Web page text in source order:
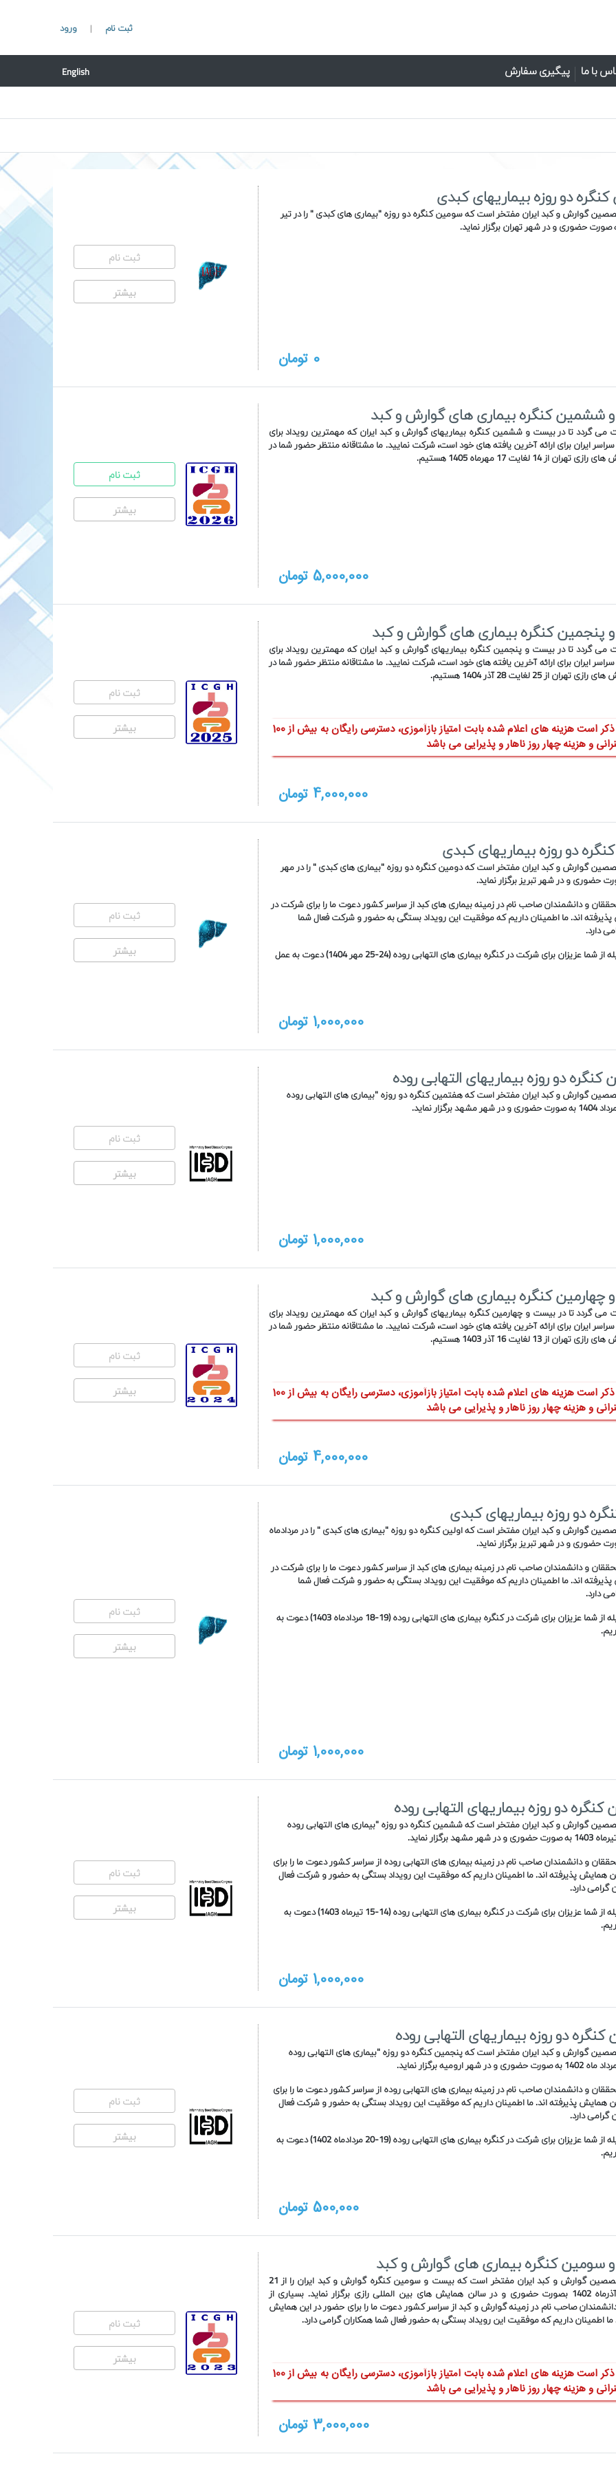
ثبت نام | ورود
با ما پیگیری سفارش English
دو روزه بیماریهای کبدی
گوارش و کبد ایران مفتخر است که سومین کنگره دو روزه "بیماری های کبدی " را در تیر
0 تومان
ثبت نام
بیشتر
ششمین کنگره بیماری های گوارش و کبد
می گردد تا در بیست و ششمین کنگره بیماریهای گوارش و کبد ایران که مهمترین رویداد برای
ایران برای ارائه آخرین یافته های خود است، شرکت نمایید. ما مشتاقانه منتظر حضور شما در
از 14 لغایت 17 مهرماه 1405 هستیم.
5,000,000 تومان
ثبت نام
بیشتر
کنگره بیماری های گوارش و کبد
می گردد تا در بیست و پنجمین کنگره بیماریهای گوارش و کبد ایران که مهمترین رویداد برای
ایران برای ارائه آخرین یافته های خود است، شرکت نمایید. ما مشتاقانه منتظر حضور شما در
از 25 لغایت 28 آذر 1404 هستیم.
شایان به ذکر است هزینه های اعلام شده بابت امتیاز بازآموزی، دسترسی رایگان به بیش از 100
و هزینه چهار روز ناهار و پذیرایی می باشد
4,000,000 تومان
ثبت نام
بیشتر
دو روزه بیماریهای کبدی
گوارش و کبد ایران مفتخر است که دومین کنگره دو روزه "بیماری های کبدی " را در مهر
و دانشمندان صاحب نام در زمینه بیماری های کبد از سراسر کشور دعوت ما را برای شرکت در
اند. ما اطمینان داریم که موفقیت این رویداد بستگی به حضور و شرکت فعال شما
دارد.
لذا بدینوسیله از شما عزیزان برای شرکت در کنگره بیماری های التهابی روده (24-25 مهر 1404) دعوت به عمل
1,000,000 تومان
ثبت نام
بیشتر
دو روزه بیماریهای التهابی روده
گوارش و کبد ایران مفتخر است که هفتمین کنگره دو روزه "بیماری های التهابی روده
1,000,000 تومان
ثبت نام
بیشتر
کنگره بیماری های گوارش و کبد
می گردد تا در بیست و چهارمین کنگره بیماریهای گوارش و کبد ایران که مهمترین رویداد برای
ایران برای ارائه آخرین یافته های خود است، شرکت نمایید. ما مشتاقانه منتظر حضور شما در
از 13 لغایت 16 آذر 1403 هستیم.
شایان به ذکر است هزینه های اعلام شده بابت امتیاز بازآموزی، دسترسی رایگان به بیش از 100
و هزینه چهار روز ناهار و پذیرایی می باشد
4,000,000 تومان
ثبت نام
بیشتر
دو روزه بیماریهای کبدی
گوارش و کبد ایران مفتخر است که اولین کنگره دو روزه "بیماری های کبدی " را در مردادماه
و دانشمندان صاحب نام در زمینه بیماری های کبد از سراسر کشور دعوت ما را برای شرکت در
اند. ما اطمینان داریم که موفقیت این رویداد بستگی به حضور و شرکت فعال شما
دارد.
لذا بدینوسیله از شما عزیزان برای شرکت در کنگره بیماری های التهابی روده (19-18 مردادماه 1403) دعوت به
1,000,000 تومان
ثبت نام
بیشتر
دو روزه بیماریهای التهابی روده
گوارش و کبد ایران مفتخر است که ششمین کنگره دو روزه "بیماری های التهابی روده
و دانشمندان صاحب نام در زمینه بیماری های التهابی روده از سراسر کشور دعوت ما را برای
همایش پذیرفته اند. ما اطمینان داریم که موفقیت این رویداد بستگی به حضور و شرکت فعال
گرامی دارد.
لذا بدینوسیله از شما عزیزان برای شرکت در کنگره بیماری های التهابی روده (14-15 تیرماه 1403) دعوت به
1,000,000 تومان
ثبت نام
بیشتر
دو روزه بیماریهای التهابی روده
گوارش و کبد ایران مفتخر است که پنجمین کنگره دو روزه "بیماری های التهابی روده
و دانشمندان صاحب نام در زمینه بیماری های التهابی روده از سراسر کشور دعوت ما را برای
همایش پذیرفته اند. ما اطمینان داریم که موفقیت این رویداد بستگی به حضور و شرکت فعال
گرامی دارد.
لذا بدینوسیله از شما عزیزان برای شرکت در کنگره بیماری های التهابی روده (19-20 مردادماه 1402) دعوت به
500,000 تومان
ثبت نام
بیشتر
سومین کنگره بیماری های گوارش و کبد
انجمن متخصصین گوارش و کبد ایران مفتخر است که بیست و سومین کنگره گوارش و کبد ایران را از 21
لغایت 24 آذرماه 1402 بصورت حضوری و در سالن همایش های بین المللی رازی برگزار نماید. بسیاری از
صاحب نام در زمینه گوارش و کبد از سراسر کشور دعوت ما را برای حضور در این همایش
ما اطمینان داریم که موفقیت این رویداد بستگی به حضور فعال شما همکاران گرامی دارد.
شایان به ذکر است هزینه های اعلام شده بابت امتیاز بازآموزی، دسترسی رایگان به بیش از 100
و هزینه چهار روز ناهار و پذیرایی می باشد
3,000,000 تومان
ثبت نام
بیشتر